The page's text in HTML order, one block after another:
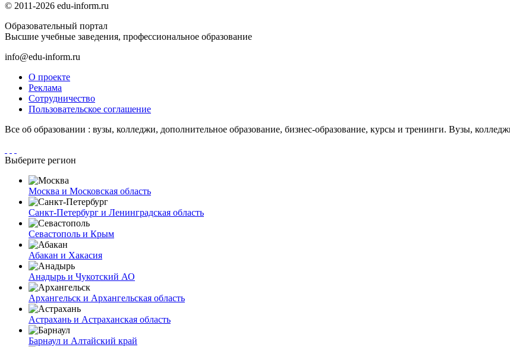
© 2011-2026 edu-inform.ru
Образовательный портал
Высшие учебные заведения, профессиональное образование
info@edu-inform.ru
О проекте
Реклама
Сотрудничество
Пользовательское соглашение
Все об образовании : вузы, колледжи, дополнительное образование, бизнес-образование, курсы и тренинги. Вузы,
Выберите регион
Москва и Московская область
Санкт-Петербург и Ленинградская область
Севастополь и Крым
Абакан и Хакасия
Анадырь и Чукотский АО
Архангельск и Архангельская область
Астрахань и Астраханская область
Барнаул и Алтайский край